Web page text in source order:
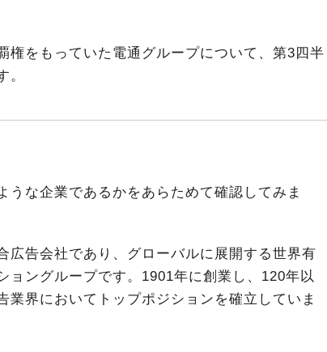
権をもっていた電通グループについて、第3四半
。
うな企業であるかをあらためて確認してみま
広告会社であり、グローバルに展開する世界有
ョングループです。1901年に創業し、120年以
業界においてトップポジションを確立していま